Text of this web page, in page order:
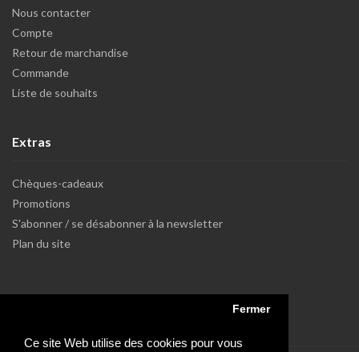
Ce site Web utilise des cookies pour vous
Fermer
Nous contacter
Compte
Retour de marchandise
Commande
Liste de souhaits
Extras
Chèques-cadeaux
Promotions
S'abonner / se désabonner à la newsletter
Plan du site